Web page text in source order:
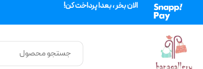
الان بخر ، بعدا پرداخت کن!